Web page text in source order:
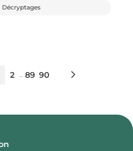
Décryptages
2 ... 89 90